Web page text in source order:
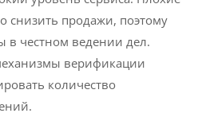
снизить продажи, поэтому
в честном ведении дел.
верификации
количество